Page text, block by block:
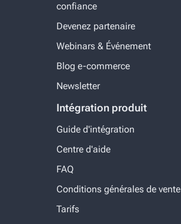
confiance
Devenez partenaire
Webinars & Événement
Blog e-commerce
Newsletter
Intégration produit
Guide d'intégration
Centre d'aide
FAQ
Conditions générales de vente
Tarifs